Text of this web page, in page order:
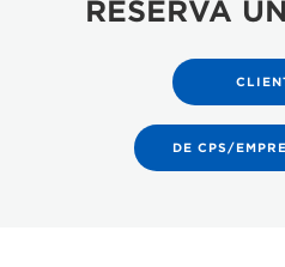
RESERVA
DE CPS/